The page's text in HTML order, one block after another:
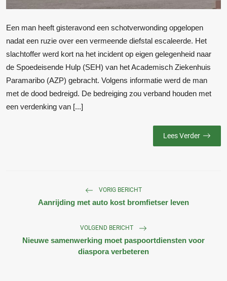
Een man heeft gisteravond een schotverwonding opgelopen
nadat een ruzie over een vermeende diefstal escaleerde. Het
slachtoffer werd kort na het incident op eigen gelegenheid naar
de Spoedeisende Hulp (SEH) van het Academisch Ziekenhuis
Paramaribo (AZP) gebracht. Volgens informatie werd de man
met de dood bedreigd. De bedreiging zou verband houden met
een verdenking van [...]
Lees Verder
VORIG BERICHT
Aanrijding met auto kost bromfietser leven
VOLGEND BERICHT
Nieuwe samenwerking moet paspoortdiensten voor
diaspora verbeteren